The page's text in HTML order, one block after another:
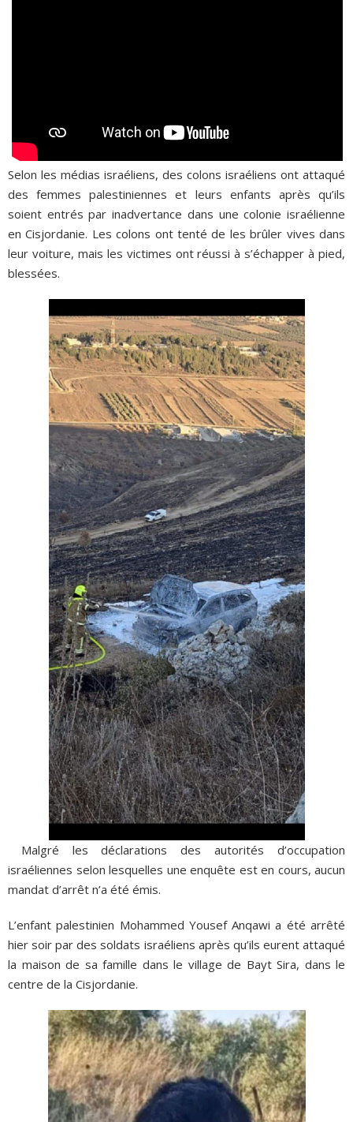
Selon les médias israéliens, des colons israéliens ont attaqué
des femmes palestiniennes et leurs enfants après qu’ils
soient entrés par inadvertance dans une colonie israélienne
en Cisjordanie. Les colons ont tenté de les brûler vives dans
leur voiture, mais les victimes ont réussi à s’échapper à pied,
blessées.
Malgré les déclarations des autorités d’occupation
israéliennes selon lesquelles une enquête est en cours, aucun
mandat d’arrêt n’a été émis.
L’enfant palestinien Mohammed Yousef Anqawi a été arrêté
hier soir par des soldats israéliens après qu’ils eurent attaqué
la maison de sa famille dans le village de Bayt Sira, dans le
centre de la Cisjordanie.